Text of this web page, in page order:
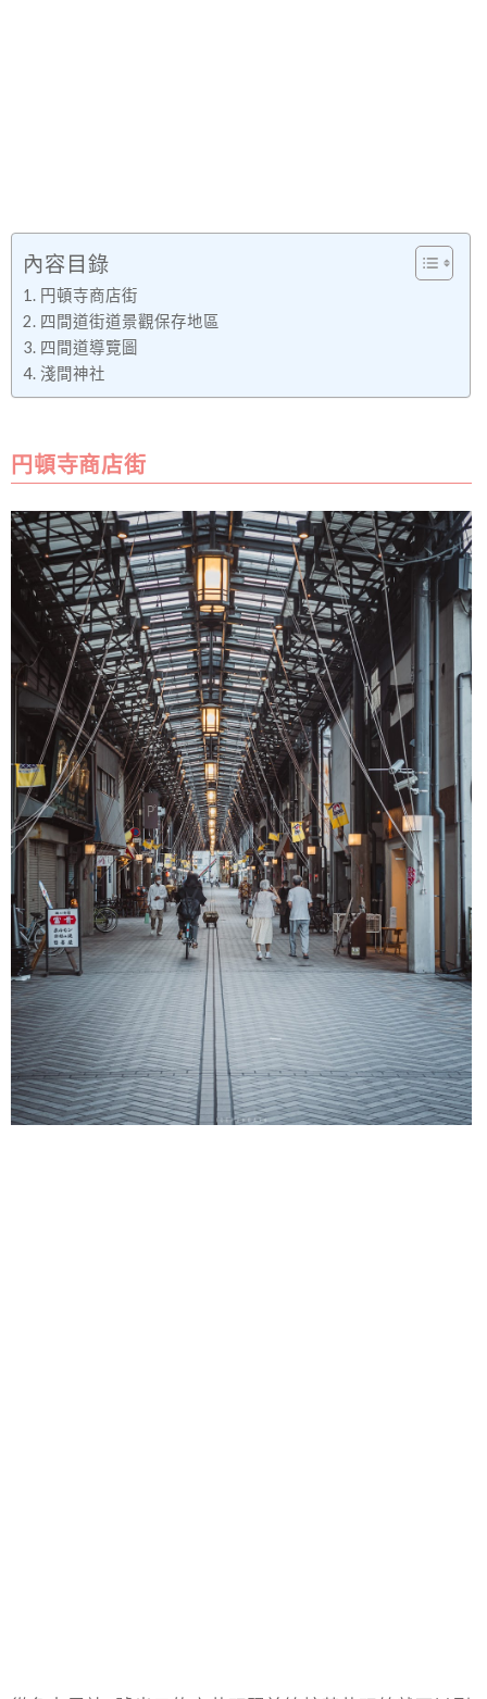
內容目錄
円頓寺商店街
四間道街道景觀保存地區
四間道導覽圖
淺間神社
円頓寺商店街